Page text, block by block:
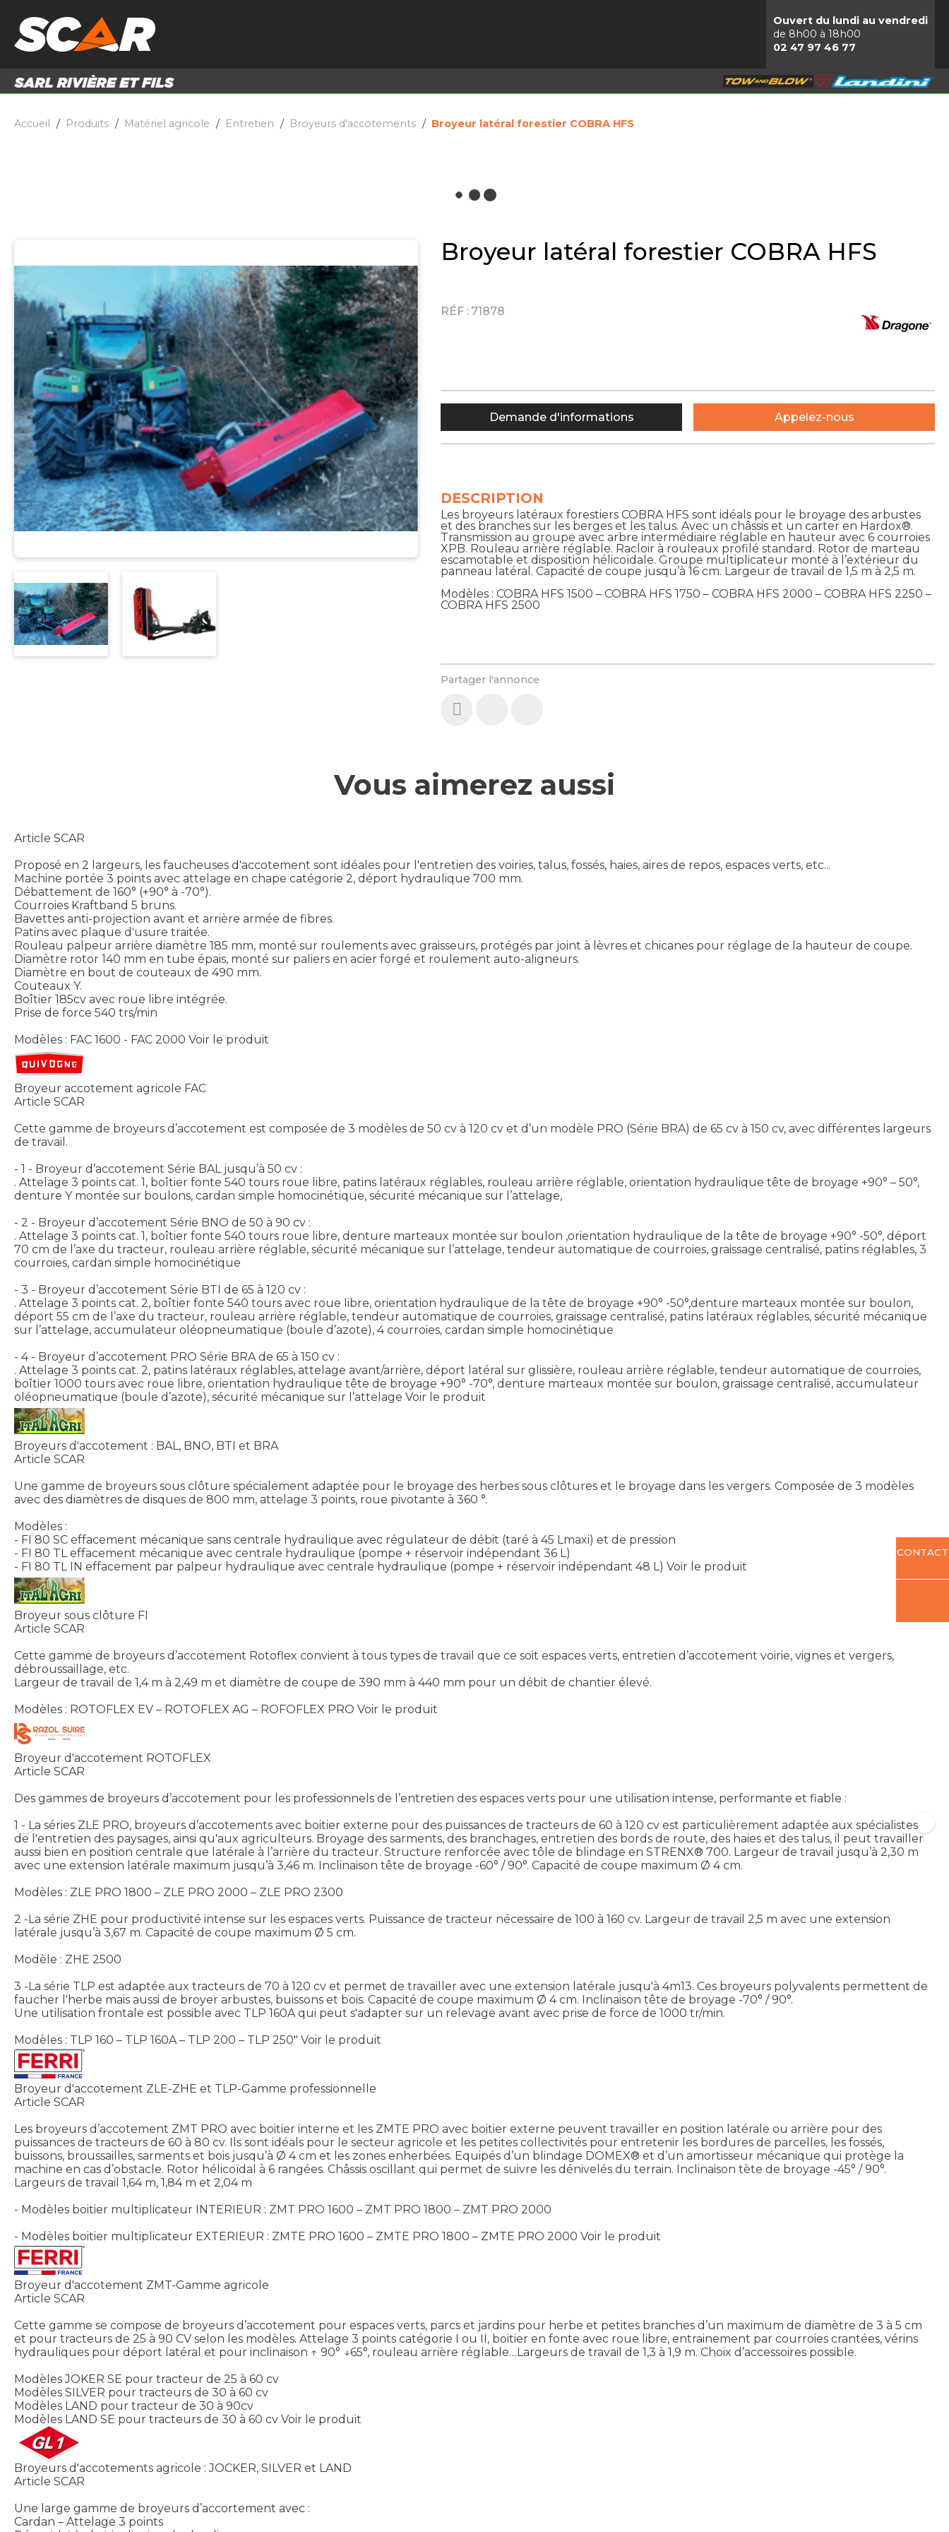
PIÈCES ET ACCESSOIRES
Ouvert du lundi au vendredi
de 8h00 à 18h00
02 47 97 46 77
Accueil Produits Matériel agricole Entretien Broyeurs d'accotements Broyeur latéral forestier COBRA HFS
Broyeur latéral forestier COBRA HFS
RÉF : 71878
Partager l'annonce
DESCRIPTION
Les broyeurs latéraux forestiers COBRA HFS sont idéals pour le broyage des arbustes
et des branches sur les berges et les talus. Avec un châssis et un carter en Hardox®.
Transmission au groupe avec arbre intermédiaire réglable en hauteur avec 6 courroies
XPB. Rouleau arrière réglable. Racloir à rouleaux profilé standard. Rotor de marteau
escamotable et disposition hélicoïdale. Groupe multiplicateur monté à l’extérieur du
panneau latéral. Capacité de coupe jusqu’à 16 cm. Largeur de travail de 1,5 m à 2,5 m.
Modèles : COBRA HFS 1500 – COBRA HFS 1750 – COBRA HFS 2000 – COBRA HFS 2250 –
COBRA HFS 2500
Demande d'informations Appelez-nous
Vous aimerez aussi
Article SCAR
Proposé en 2 largeurs, les faucheuses d'accotement sont idéales pour l'entretien des voiries, talus, fossés, haies, aires de repos, espaces verts, etc...
Machine portée 3 points avec attelage en chape catégorie 2, déport hydraulique 700 mm.
Débattement de 160° (+90° à -70°).
Courroies Kraftband 5 bruns.
Bavettes anti-projection avant et arrière armée de fibres.
Patins avec plaque d'usure traitée.
Rouleau palpeur arrière diamètre 185 mm, monté sur roulements avec graisseurs, protégés par joint à lèvres et chicanes pour réglage de la hauteur de coupe.
Diamètre rotor 140 mm en tube épais, monté sur paliers en acier forgé et roulement auto-aligneurs.
Diamètre en bout de couteaux de 490 mm.
Couteaux Y.
Boîtier 185cv avec roue libre intégrée.
Prise de force 540 trs/min
Modèles : FAC 1600 - FAC 2000 Voir le produit
Broyeur accotement agricole FAC
Article SCAR
Cette gamme de broyeurs d’accotement est composée de 3 modèles de 50 cv à 120 cv et d’un modèle PRO (Série BRA) de 65 cv à 150 cv, avec différentes largeurs
de travail.
- 1 - Broyeur d’accotement Série BAL jusqu’à 50 cv :
. Attelage 3 points cat. 1, boîtier fonte 540 tours roue libre, patins latéraux réglables, rouleau arrière réglable, orientation hydraulique tête de broyage +90° – 50°,
denture Y montée sur boulons, cardan simple homocinétique, sécurité mécanique sur l’attelage,
- 2 - Broyeur d’accotement Série BNO de 50 à 90 cv :
. Attelage 3 points cat. 1, boîtier fonte 540 tours roue libre, denture marteaux montée sur boulon ,orientation hydraulique de la tête de broyage +90° -50°, déport
70 cm de l’axe du tracteur, rouleau arrière réglable, sécurité mécanique sur l’attelage, tendeur automatique de courroies, graissage centralisé, patins réglables, 3
courroies, cardan simple homocinétique
- 3 - Broyeur d’accotement Série BTI de 65 à 120 cv :
. Attelage 3 points cat. 2, boîtier fonte 540 tours avec roue libre, orientation hydraulique de la tête de broyage +90° -50°,denture marteaux montée sur boulon,
déport 55 cm de l’axe du tracteur, rouleau arrière réglable, tendeur automatique de courroies, graissage centralisé, patins latéraux réglables, sécurité mécanique
sur l’attelage, accumulateur oléopneumatique (boule d’azote), 4 courroies, cardan simple homocinétique
- 4 - Broyeur d’accotement PRO Série BRA de 65 à 150 cv :
. Attelage 3 points cat. 2, patins latéraux réglables, attelage avant/arrière, déport latéral sur glissière, rouleau arrière réglable, tendeur automatique de courroies,
boîtier 1000 tours avec roue libre, orientation hydraulique tête de broyage +90° -70°, denture marteaux montée sur boulon, graissage centralisé, accumulateur
oléopneumatique (boule d’azote), sécurité mécanique sur l’attelage Voir le produit
Broyeurs d'accotement : BAL, BNO, BTI et BRA
Article SCAR
Une gamme de broyeurs sous clôture spécialement adaptée pour le broyage des herbes sous clôtures et le broyage dans les vergers. Composée de 3 modèles
avec des diamètres de disques de 800 mm, attelage 3 points, roue pivotante à 360 °.
Modèles :
- FI 80 SC effacement mécanique sans centrale hydraulique avec régulateur de débit (taré à 45 Lmaxi) et de pression
- FI 80 TL effacement mécanique avec centrale hydraulique (pompe + réservoir indépendant 36 L)
- FI 80 TL IN effacement par palpeur hydraulique avec centrale hydraulique (pompe + réservoir indépendant 48 L) Voir le produit
Broyeur sous clôture FI
Article SCAR
Cette gamme de broyeurs d’accotement Rotoflex convient à tous types de travail que ce soit espaces verts, entretien d’accotement voirie, vignes et vergers,
débroussaillage, etc.
Largeur de travail de 1,4 m à 2,49 m et diamètre de coupe de 390 mm à 440 mm pour un débit de chantier élevé.
Modèles : ROTOFLEX EV – ROTOFLEX AG – ROFOFLEX PRO Voir le produit
Broyeur d'accotement ROTOFLEX
Article SCAR
Des gammes de broyeurs d’accotement pour les professionnels de l’entretien des espaces verts pour une utilisation intense, performante et fiable :
1 - La séries ZLE PRO, broyeurs d’accotements avec boitier externe pour des puissances de tracteurs de 60 à 120 cv est particulièrement adaptée aux spécialistes
de l'entretien des paysages, ainsi qu'aux agriculteurs. Broyage des sarments, des branchages, entretien des bords de route, des haies et des talus, il peut travailler
aussi bien en position centrale que latérale à l’arrière du tracteur. Structure renforcée avec tôle de blindage en STRENX® 700. Largeur de travail jusqu’à 2,30 m
avec une extension latérale maximum jusqu’à 3,46 m. Inclinaison tête de broyage -60° / 90°. Capacité de coupe maximum Ø 4 cm.
Modèles : ZLE PRO 1800 – ZLE PRO 2000 – ZLE PRO 2300
2 -La série ZHE pour productivité intense sur les espaces verts. Puissance de tracteur nécessaire de 100 à 160 cv. Largeur de travail 2,5 m avec une extension
latérale jusqu’à 3,67 m. Capacité de coupe maximum Ø 5 cm.
Modèle : ZHE 2500
3 -La série TLP est adaptée aux tracteurs de 70 à 120 cv et permet de travailler avec une extension latérale jusqu'à 4m13. Ces broyeurs polyvalents permettent de
faucher l'herbe mais aussi de broyer arbustes, buissons et bois. Capacité de coupe maximum Ø 4 cm. Inclinaison tête de broyage -70° / 90°.
Une utilisation frontale est possible avec TLP 160A qui peut s'adapter sur un relevage avant avec prise de force de 1000 tr/min.
Modèles : TLP 160 – TLP 160A – TLP 200 – TLP 250" Voir le produit
Broyeur d'accotement ZLE-ZHE et TLP-Gamme professionnelle
Article SCAR
Les broyeurs d’accotement ZMT PRO avec boitier interne et les ZMTE PRO avec boitier externe peuvent travailler en position latérale ou arrière pour des
puissances de tracteurs de 60 à 80 cv. Ils sont idéals pour le secteur agricole et les petites collectivités pour entretenir les bordures de parcelles, les fossés,
buissons, broussailles, sarments et bois jusqu’à Ø 4 cm et les zones enherbées. Equipés d’un blindage DOMEX® et d’un amortisseur mécanique qui protège la
machine en cas d’obstacle. Rotor hélicoïdal à 6 rangées. Châssis oscillant qui permet de suivre les dénivelés du terrain. Inclinaison tète de broyage -45° / 90°.
Largeurs de travail 1,64 m, 1,84 m et 2,04 m
- Modèles boitier multiplicateur INTERIEUR : ZMT PRO 1600 – ZMT PRO 1800 – ZMT PRO 2000
- Modèles boitier multiplicateur EXTERIEUR : ZMTE PRO 1600 – ZMTE PRO 1800 – ZMTE PRO 2000 Voir le produit
Broyeur d'accotement ZMT-Gamme agricole
Article SCAR
Cette gamme se compose de broyeurs d’accotement pour espaces verts, parcs et jardins pour herbe et petites branches d’un maximum de diamètre de 3 à 5 cm
et pour tracteurs de 25 à 90 CV selon les modèles. Attelage 3 points catégorie I ou II, boitier en fonte avec roue libre, entrainement par courroies crantées, vérins
hydrauliques pour déport latéral et pour inclinaison ↑ 90° ↓65°, rouleau arrière réglable…Largeurs de travail de 1,3 à 1,9 m. Choix d’accessoires possible.
Modèles JOKER SE pour tracteur de 25 à 60 cv
Modèles SILVER pour tracteurs de 30 à 60 cv
Modèles LAND pour tracteur de 30 à 90cv
Modèles LAND SE pour tracteurs de 30 à 60 cv Voir le produit
Broyeurs d'accotements agricole : JOCKER, SILVER et LAND
Article SCAR
Une large gamme de broyeurs d’accortement avec :
Cardan – Attelage 3 points
CONTACT